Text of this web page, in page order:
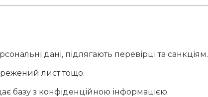
дані, підлягають перевірці та санкціям.
лист тощо.
базу з конфіденційною інформацією.